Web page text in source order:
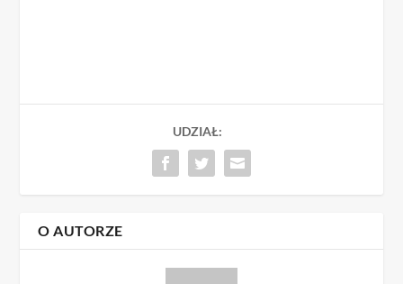
UDZIAŁ:
O AUTORZE